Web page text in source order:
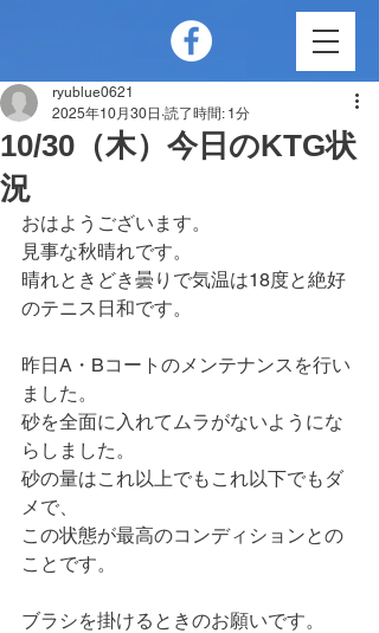
10/30（木）今日のKTG状
況
ryublue0621
2025年10月30日 読了時間: 1分
おはようございます。
見事な秋晴れです。
晴れときどき曇りで気温は18度と絶好
のテニス日和です。
昨日A・Bコートのメンテナンスを行い
ました。
砂を全面に入れてムラがないようにな
らしました。
砂の量はこれ以上でもこれ以下でもダ
メで、
この状態が最高のコンディションとの
ことです。
ブラシを掛けるときのお願いです。